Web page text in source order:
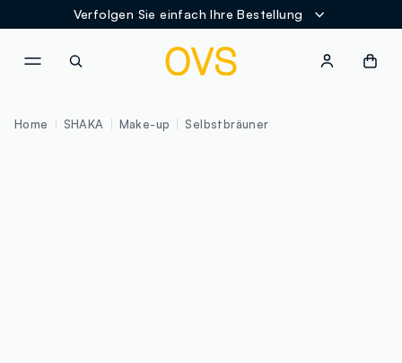
Verfolgen Sie einfach Ihre Bestellung
Home SHAKA Make-up Selbstbräuner